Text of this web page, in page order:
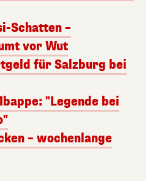
Schatten –
vor Wut
für Salzburg bei
"Legende bei
– wochenlange